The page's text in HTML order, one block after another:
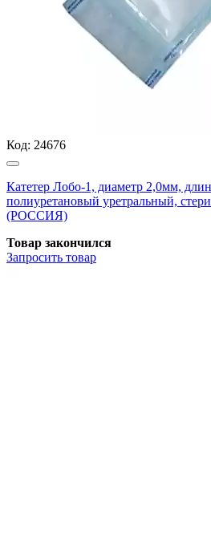
Код: 24676
Катетер Лобо-1, диаметр 2,0мм,
полиуретановый уретральный,
(РОССИЯ)
Товар закончился
Запросить товар